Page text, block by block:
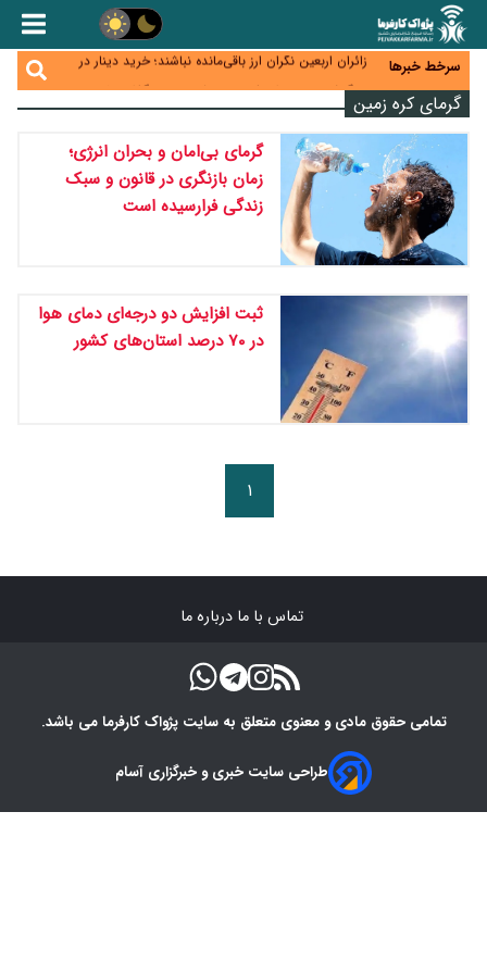
سرخط خبرها
همایش و مسابقه نذری ماه صفر برگزار شد
زائران اربعین نگران ارز باقی‌مانده نباشند؛ خرید دینار در
بانک‌ها و صرافی‌ها
جنگ کریدورها وارد فاز جدید شد؛ سرمایه‌گذاری ۳۴۵
میلیارد دلاری اوراسیا تا ۲۰۳۵
پارادوکس اینترنت در ایران؛ مصرف‌کننده بیشتر می‌پردازد،
شبکه کمتر توسعه می‌یابد
تأمین سرمایه در گردش بدون خلق نقدینگی؛ نقش
جدید سیاست‌های مالیاتی در حمایت از تولید
گرمای کره زمین
گرمای بی‌امان و بحران انرژی؛
زمان بازنگری در قانون و سبک
زندگی فرارسیده است
ثبت افزایش دو درجه‌ای دمای هوا
در ۷۰ درصد استان‌های کشور
۱
تماس با ما درباره ما
تمامی حقوق مادی و معنوی متعلق به سایت پژواک کارفرما می باشد.
طراحی سایت خبری و خبرگزاری آسام